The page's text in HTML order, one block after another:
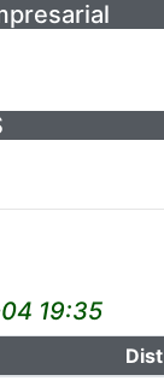
19:35
Dist